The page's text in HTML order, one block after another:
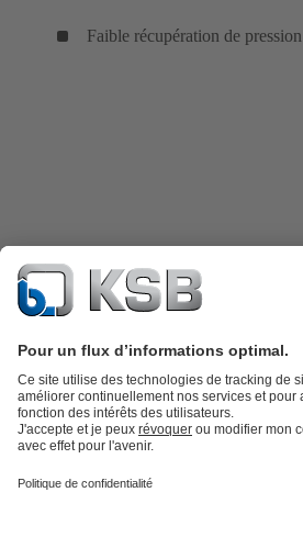
Faible récupération de pression